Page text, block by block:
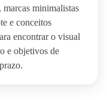
minimalistas
e conceitos
encontrar o visual
e objetivos de